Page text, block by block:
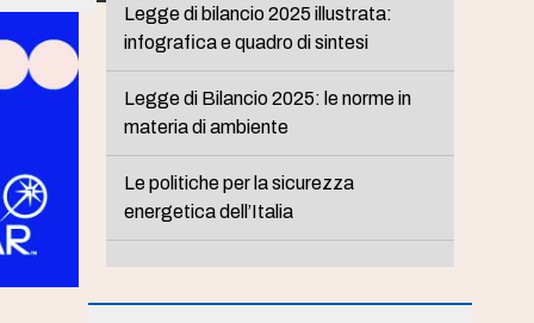
Legge di bilancio 2025 illustrata:
infografica e quadro di sintesi
Legge di Bilancio 2025: le norme in
materia di ambiente
Le politiche per la sicurezza
energetica dell’Italia